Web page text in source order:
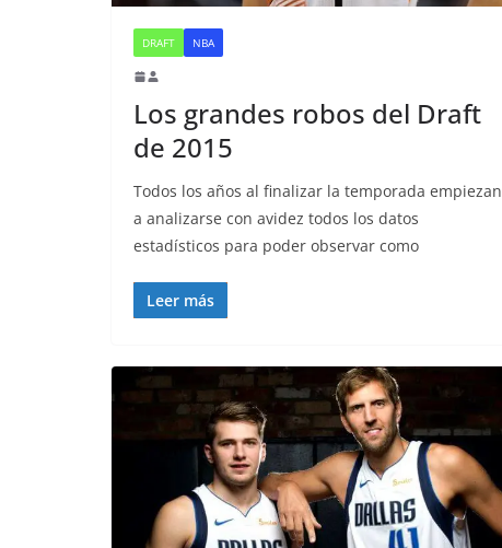
DRAFT NBA
Los grandes robos del Draft
de 2015
Todos los años al finalizar la temporada empiezan
a analizarse con avidez todos los datos
estadísticos para poder observar como
Leer más